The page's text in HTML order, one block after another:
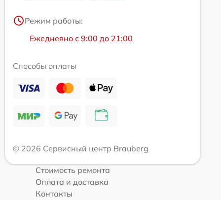
Режим работы:
Ежедневно с 9:00 до 21:00
Способы оплаты
© 2026 Сервисный центр Brauberg
Стоимость ремонта
Оплата и доставка
Контакты